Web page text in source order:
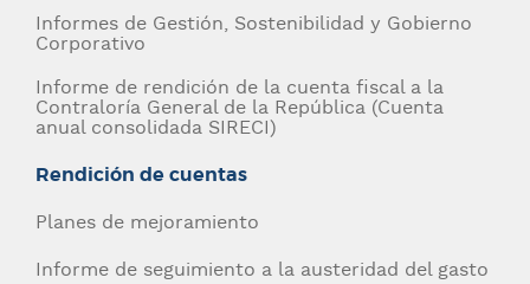
Navegación
contexto
Informes de Gestión, Sostenibilidad y Gobierno
Corporativo
Informe de rendición de la cuenta fiscal a la
Contraloría General de la República (Cuenta
anual consolidada SIRECI)
Rendición de cuentas
Planes de mejoramiento
Informe de seguimiento a la austeridad del gasto